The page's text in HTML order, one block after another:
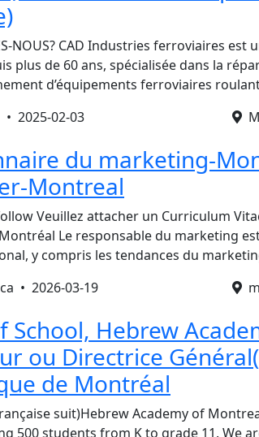
NOUS? CAD Industries ferroviaires est
plus de 60 ans, spécialisée dans la
d’équipements ferroviaires
• 2025-02-03
du marketing-
Montreal
Veuillez attacher un Curriculum
Le responsable du marketing
y compris les tendances du
• 2026-03-19
School, Hebrew
ou Directrice
de Montréal
suit)Hebrew Academy of
500 students from K to grade 11. We